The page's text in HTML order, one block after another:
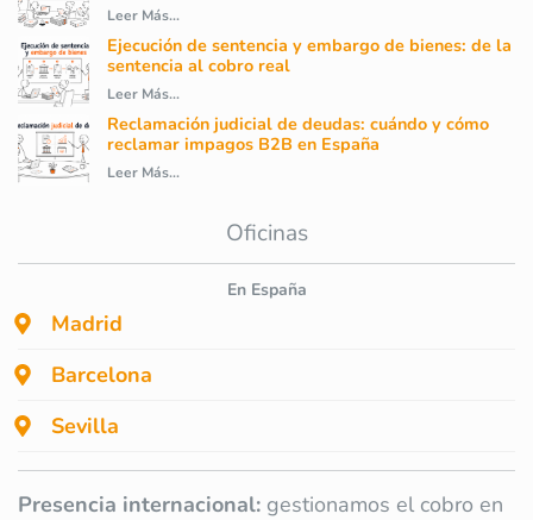
Leer Más...
Ejecución de sentencia y embargo de bienes: de la
sentencia al cobro real
Leer Más...
Reclamación judicial de deudas: cuándo y cómo
reclamar impagos B2B en España
Leer Más...
Oficinas
En España
Madrid
Barcelona
Sevilla
Presencia internacional: gestionamos el cobro en